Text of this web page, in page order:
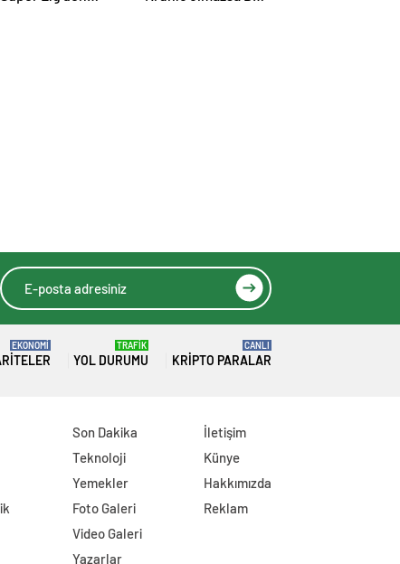
EKONOMİ
YOL DURUMU
TRAFİK
KRIPTO PARALAR
CANLI
Son Dakika
Teknoloji
Yemekler
Foto Galeri
Video Galeri
Yazarlar
İletişim
Künye
Hakkımızda
Reklam